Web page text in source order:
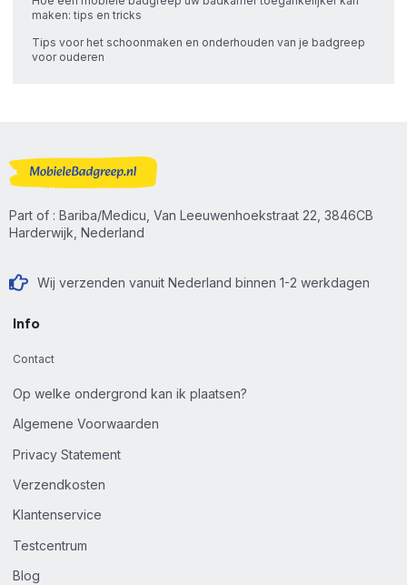
maken: tips en tricks
Tips voor het schoonmaken en onderhouden van je badgreep
voor ouderen
Part of : Bariba/Medicu, Van Leeuwenhoekstraat 22, 3846CB
Harderwijk, Nederland
Wij verzenden vanuit Nederland binnen 1-2 werkdagen
Info
Contact
Op welke ondergrond kan ik plaatsen?
Algemene Voorwaarden
Privacy Statement
Verzendkosten
Klantenservice
Testcentrum
Blog